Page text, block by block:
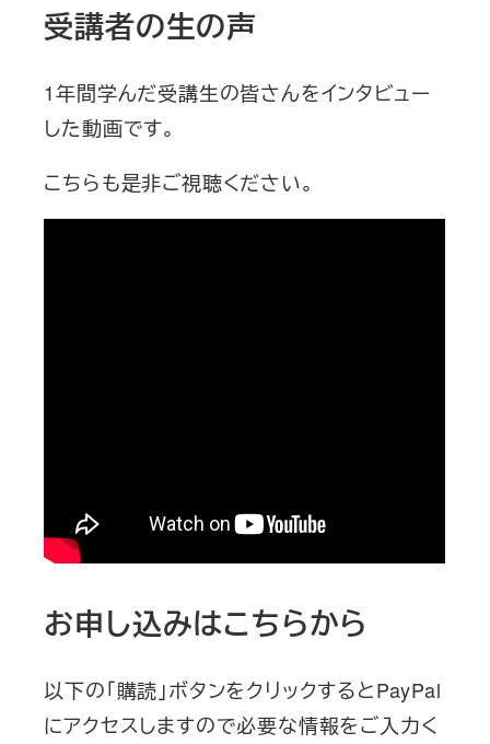
受講者の生の声
1年間学んだ受講生の皆さんをインタビュー
した動画です。
こちらも是非ご視聴ください。
お申し込みはこちらから
以下の「購読」ボタンをクリックするとPayPal
にアクセスしますので必要な情報をご入力く